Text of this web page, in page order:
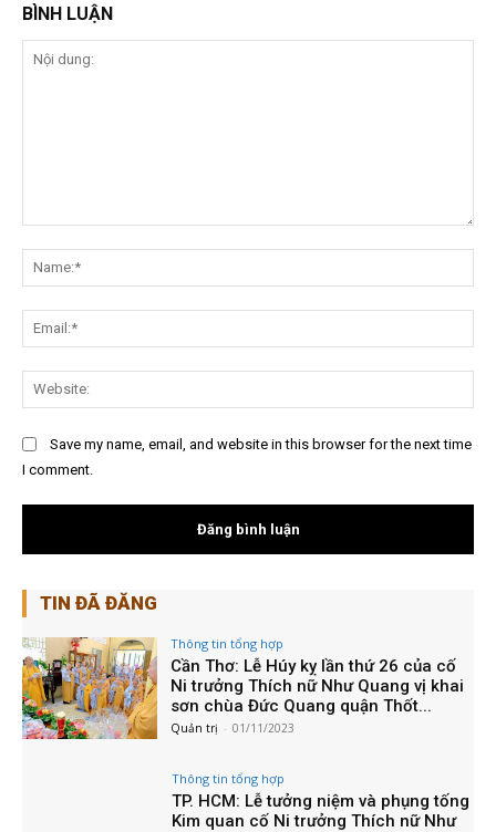
BÌNH LUẬN
dung:
Save my name, email, and website in this browser for the next time
I comment.
TIN ĐÃ ĐĂNG
Thông tin tổng hợp
Cần Thơ: Lễ Húy kỵ lần thứ 26 của cố
Ni trưởng Thích nữ Như Quang vị khai
sơn chùa Đức Quang quận Thốt...
Quản trị - 01/11/2023
Thông tin tổng hợp
TP. HCM: Lễ tưởng niệm và phụng tống
Kim quan cố Ni trưởng Thích nữ Như